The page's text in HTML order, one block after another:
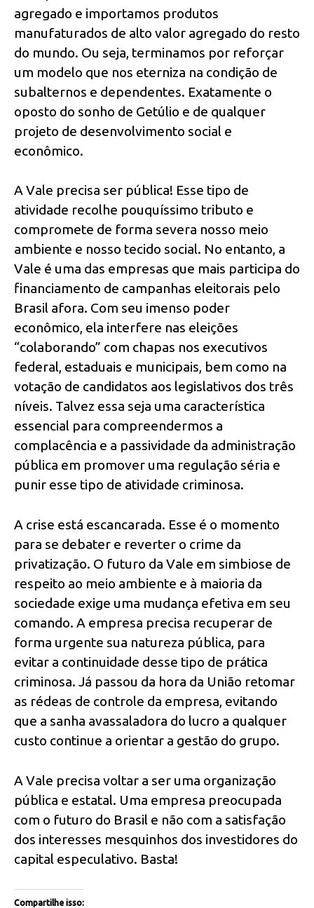
agregado e importamos produtos
manufaturados de alto valor agregado do resto
do mundo. Ou seja, terminamos por reforçar
um modelo que nos eterniza na condição de
subalternos e dependentes. Exatamente o
oposto do sonho de Getúlio e de qualquer
projeto de desenvolvimento social e
econômico.
A Vale precisa ser pública! Esse tipo de
atividade recolhe pouquíssimo tributo e
compromete de forma severa nosso meio
ambiente e nosso tecido social. No entanto, a
Vale é uma das empresas que mais participa do
financiamento de campanhas eleitorais pelo
Brasil afora. Com seu imenso poder
econômico, ela interfere nas eleições
“colaborando” com chapas nos executivos
federal, estaduais e municipais, bem como na
votação de candidatos aos legislativos dos três
níveis. Talvez essa seja uma característica
essencial para compreendermos a
complacência e a passividade da administração
pública em promover uma regulação séria e
punir esse tipo de atividade criminosa.
A crise está escancarada. Esse é o momento
para se debater e reverter o crime da
privatização. O futuro da Vale em simbiose de
respeito ao meio ambiente e à maioria da
sociedade exige uma mudança efetiva em seu
comando. A empresa precisa recuperar de
forma urgente sua natureza pública, para
evitar a continuidade desse tipo de prática
criminosa. Já passou da hora da União retomar
as rédeas de controle da empresa, evitando
que a sanha avassaladora do lucro a qualquer
custo continue a orientar a gestão do grupo.
A Vale precisa voltar a ser uma organização
pública e estatal. Uma empresa preocupada
com o futuro do Brasil e não com a satisfação
dos interesses mesquinhos dos investidores do
capital especulativo. Basta!
Compartilhe isso: